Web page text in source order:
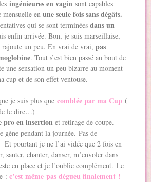
ingénieures en vagin sont capables
mensuelle enune seule fois sans dégâts.
qui se sont terminéesdans un
enfin arrivée. Bon, je suis marseillaise,
un peu. En vrai de vrai, pas
. Tout s’est bien passé au bout de
une sensation un peu bizarre au moment
cup et de son effet ventouse.
je suis plus quecomblée par ma Cup (
le dire…)
pro en insertion et retirage de coupe.
gène pendant la journée. Pas de
pourtant je ne l’ai vidée que 2 fois en
chanter, danser, m’envoler dans
en place et je l’oublie complément. Le
: c’est même pas dégueu finalement !